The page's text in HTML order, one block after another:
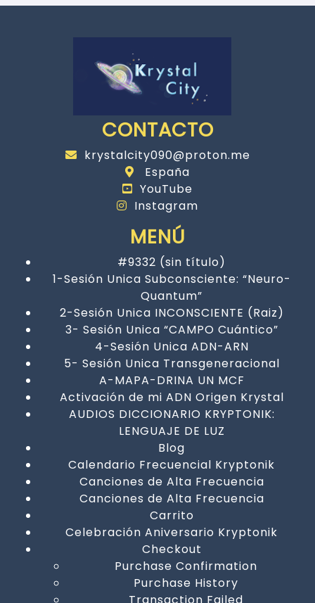
CONTACTO
krystalcity090@proton.me
España
YouTube
Instagram
MENÚ
#9332 (sin título)
1-Sesión Unica Subconsciente: “Neuro-
Quantum”
2-Sesión Unica INCONSCIENTE (Raiz)
3- Sesión Unica “CAMPO Cuántico”
4-Sesión Unica ADN-ARN
5- Sesión Unica Transgeneracional
A-MAPA-DRINA UN MCF
Activación de mi ADN Origen Krystal
AUDIOS DICCIONARIO KRYPTONIK:
LENGUAJE DE LUZ
Blog
Calendario Frecuencial Kryptonik
Canciones de Alta Frecuencia
Canciones de Alta Frecuencia
Carrito
Celebración Aniversario Kryptonik
Checkout
Purchase Confirmation
Purchase History